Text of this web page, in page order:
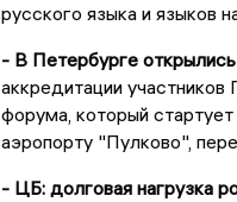
русского языка и языков
- В Петербурге
аккредитации
форума, который
аэропорту "Пулково",
- ЦБ: долговая нагрузка